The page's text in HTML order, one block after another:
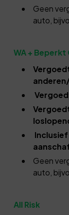
Geen
auto,
WA + Beperkt
Geen
auto,
All Risk